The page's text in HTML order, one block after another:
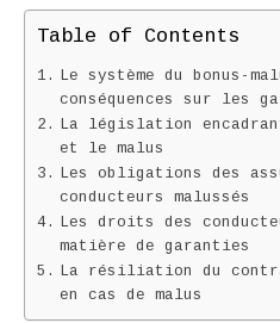
Table of Contents
Le système du bonus-
conséquences sur les
La législation
et le malus
Les obligations des
conducteurs malussés
Les droits des
matière de garanties
La résiliation du
en cas de malus